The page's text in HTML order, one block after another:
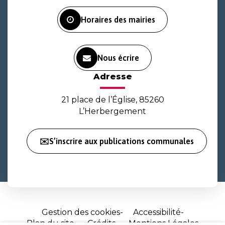
Horaires des mairies
Nous écrire
Adresse
21 place de l’Église, 85260
L’Herbergement
✉️S’inscrire aux publications communales
Gestion des cookies
Accessibilité